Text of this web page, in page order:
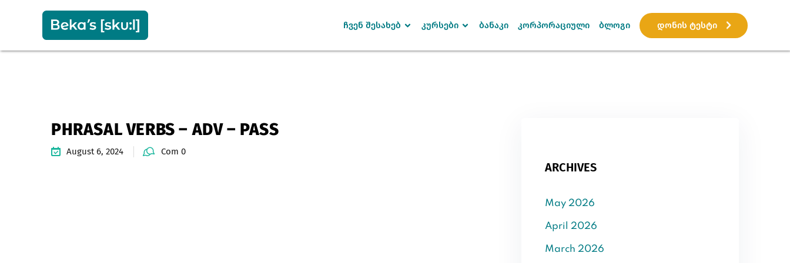
ჩვენ შესახებ კურსები ბანაკი კორპორაციული ბლოგი დონის ტესტი
PHRASAL VERBS – ADV – PASS
August 6, 2024 Com 0
ARCHIVES
May 2026
April 2026
March 2026